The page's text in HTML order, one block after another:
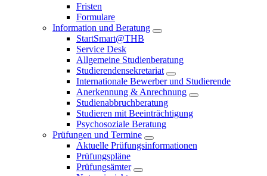
Fristen
Formulare
Information und Beratung
StartSmart@THB
Service Desk
Allgemeine Studienberatung
Studierendensekretariat
Internationale Bewerber und Studierende
Anerkennung & Anrechnung
Studienabbruchberatung
Studieren mit Beeinträchtigung
Psychosoziale Beratung
Prüfungen und Termine
Aktuelle Prüfungsinformationen
Prüfungspläne
Prüfungsämter